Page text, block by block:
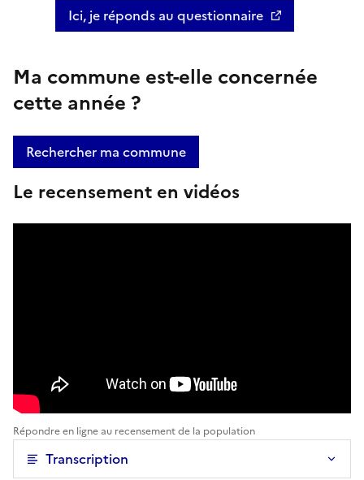
Ici, je réponds au questionnaire
Ma commune est-elle concernée
cette année ?
Rechercher ma commune
Le recensement en vidéos
Répondre en ligne au recensement de la population
Transcription